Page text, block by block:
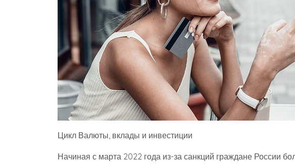
Цикл Валюты, вклады и инвестиции
Начиная с марта 2022 года из-за санкций граждане России